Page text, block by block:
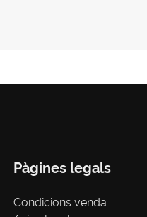
Pàgines legals
Condicions venda